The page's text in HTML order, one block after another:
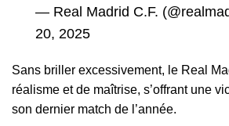
— Real Madrid C.F.
20, 2025
Sans briller excessivement, le Real
réalisme et de maîtrise, s’offrant une
son dernier match de l’année.